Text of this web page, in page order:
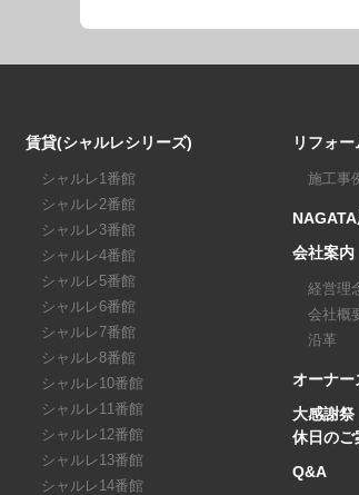
賃貸(シャルレシリーズ)
シャルレ1番館
シャルレ2番館
シャルレ3番館
シャルレ4番館
シャルレ5番館
シャルレ6番館
シャルレ7番館
シャルレ8番館
シャルレ10番館
シャルレ11番館
シャルレ12番館
シャルレ13番館
シャルレ14番館
リフォ
施工事
NAGATA
会社案内
経営理
会社概
沿革
オーナー
大感謝祭
休日のご
Q&A